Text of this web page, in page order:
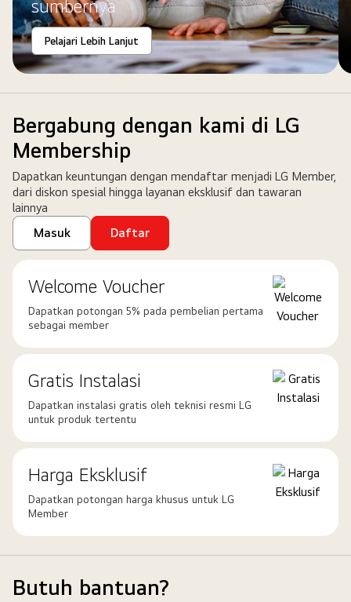
atasnya.
sumbernya
Pelajari Lebih Lanjut
Bergabung dengan kami di LG
Membership
Dapatkan keuntungan dengan mendaftar menjadi LG Member,
dari diskon spesial hingga layanan eksklusif dan tawaran
lainnya
Masuk
Daftar
Welcome Voucher
Dapatkan potongan 5% pada pembelian pertama
sebagai member
Gratis Instalasi
Dapatkan instalasi gratis oleh teknisi resmi LG
untuk produk tertentu
Harga Eksklusif
Dapatkan potongan harga khusus untuk LG
Member
Butuh bantuan?